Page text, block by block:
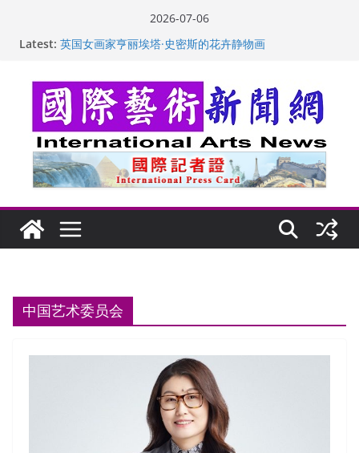
2026-07-06
Latest: 英国女画家亨丽埃塔·史密斯的花卉静物画
玛丽安娜·卡拉切娃的绘画：幽默和难以言喻的快乐
苏方 ：“字”得其乐
“梵心”归处：一场展览 连着攀枝花的千里乡愁
中国艺术委员会